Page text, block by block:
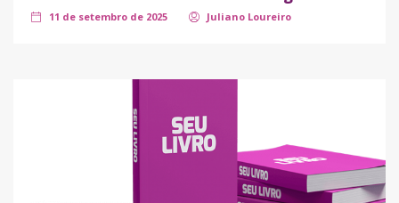
11 de setembro de 2025 Juliano Loureiro